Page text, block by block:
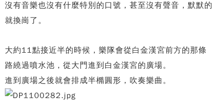
沒有音樂也沒有什麼特別的口號，甚至沒有聲音，默默的
就換崗了。
大約11點接近半的時候，樂隊會從白金漢宮前方的那條
路繞過噴水池，從大門進到白金漢宮的廣場。
進到廣場之後就會排成半橢圓形，吹奏樂曲。